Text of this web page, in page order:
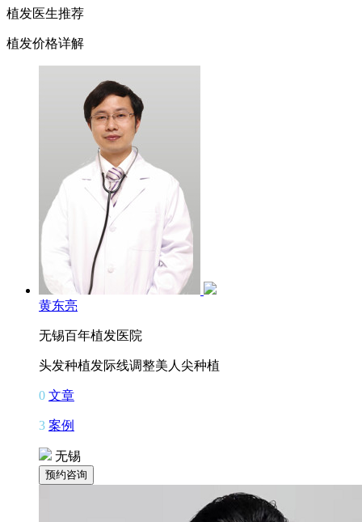
植发医生推荐
植发价格详解
黄东亮
无锡百年植发医院
头发种植发际线调整美人尖种植
0 文章
3 案例
无锡